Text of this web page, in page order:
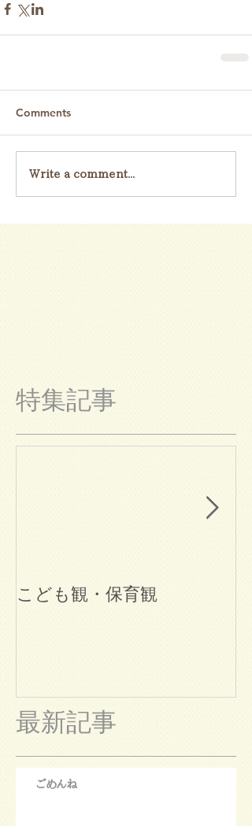
Comments
Write a comment...
特集記事
こども観・保育観
最新記事
ごめんね